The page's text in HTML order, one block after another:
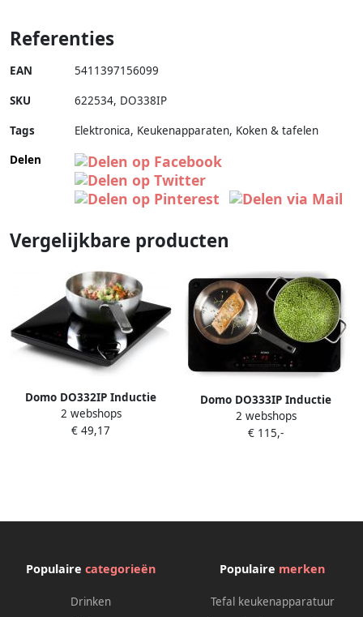
Referenties
EAN 5411397156099
SKU 622534, DO338IP
Tags
Elektronica, Keukenapparaten, Koken & tafelen
Delen
Vergelijkbare producten
Domo DO332IP Inductie
Kookplaat Vrijstaand
Elektrische Kookplaat 1 Pit
2 webshops
€ 49,17
Domo DO333IP Inductie
Kookplaat Vrijstaand
Elektrische Kookplaat 2 Pits
2 webshops
€ 115,-
Populaire categorieën
Drinken
Populaire merken
Tefal keukenapparatuur